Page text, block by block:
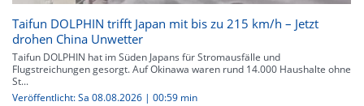
Taifun DOLPHIN trifft Japan mit bis zu 215 km/h – Jetzt
drohen China Unwetter
Taifun DOLPHIN hat im Süden Japans für Stromausfälle und
Flugstreichungen gesorgt. Auf Okinawa waren rund 14.000 Haushalte ohne
St...
Veröffentlicht: Sa 08.08.2026 | 00:59 min